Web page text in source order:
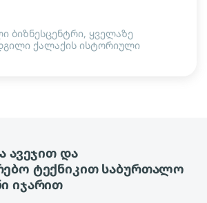
ბიზნესცენტრი, ყველაზე
ქალაქის ისტორიული
ავეჯით და
ტექნიკით საბურთალო
იჯარით